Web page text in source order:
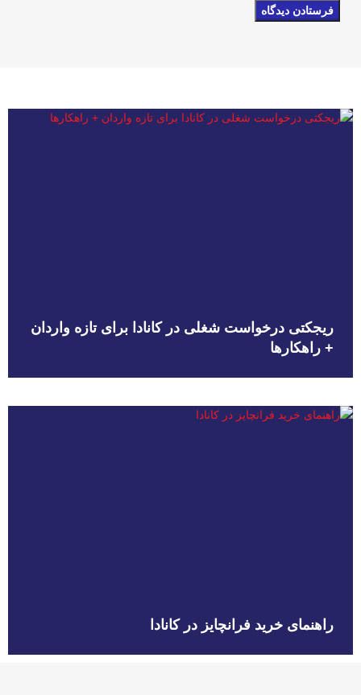
ریجکتی درخواست شغلی در کانادا برای تازه واردان
+ راهکارها
راهنمای خرید فرانچایز در کانادا